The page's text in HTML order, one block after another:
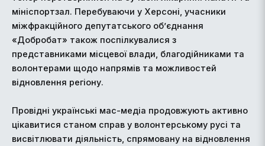
мініспортзал. Перебуваючи у Херсоні, учасники
міжфракційного депутатського об’єднання
«Добробат» також поспілкувалися з
представниками місцевої влади, благодійниками та
волонтерами щодо напрямів та можливостей
відновлення регіону.
Провідні українські мас-медіа продовжують активно
цікавитися станом справ у волонтерському русі та
висвітлювати діяльність, спрямовану на відновлення